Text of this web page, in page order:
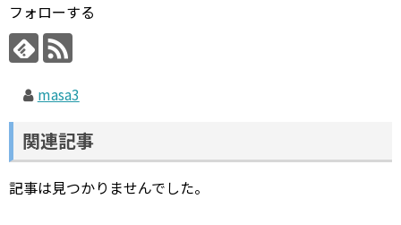
フォローする
masa3
関連記事
記事は見つかりませんでした。